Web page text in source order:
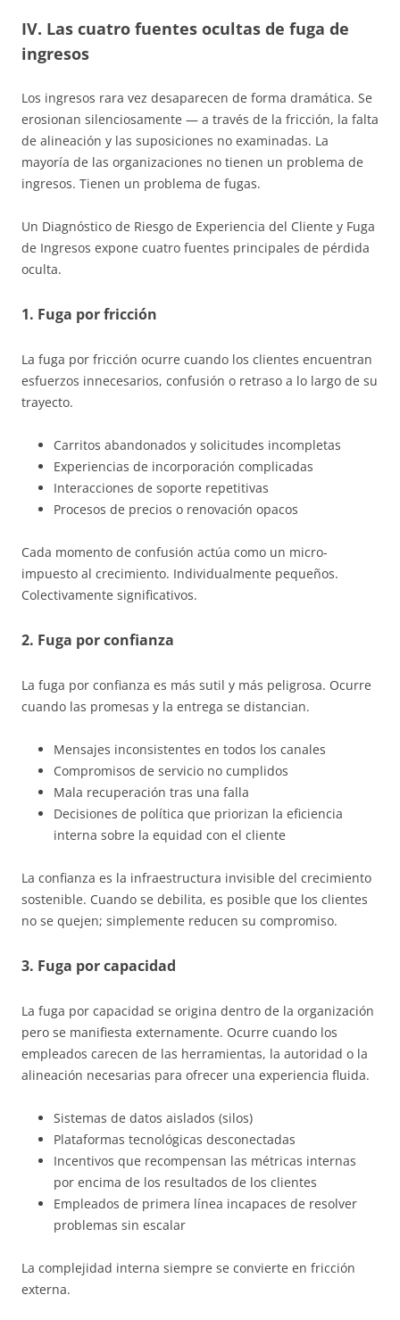
IV. Las cuatro fuentes ocultas de fuga de
ingresos
Los ingresos rara vez desaparecen de forma dramática. Se
erosionan silenciosamente — a través de la fricción, la falta
de alineación y las suposiciones no examinadas. La
mayoría de las organizaciones no tienen un problema de
ingresos. Tienen un problema de fugas.
Un Diagnóstico de Riesgo de Experiencia del Cliente y Fuga
de Ingresos expone cuatro fuentes principales de pérdida
oculta.
1. Fuga por fricción
La fuga por fricción ocurre cuando los clientes encuentran
esfuerzos innecesarios, confusión o retraso a lo largo de su
trayecto.
Carritos abandonados y solicitudes incompletas
Experiencias de incorporación complicadas
Interacciones de soporte repetitivas
Procesos de precios o renovación opacos
Cada momento de confusión actúa como un micro-
impuesto al crecimiento. Individualmente pequeños.
Colectivamente significativos.
2. Fuga por confianza
La fuga por confianza es más sutil y más peligrosa. Ocurre
cuando las promesas y la entrega se distancian.
Mensajes inconsistentes en todos los canales
Compromisos de servicio no cumplidos
Mala recuperación tras una falla
Decisiones de política que priorizan la eficiencia
interna sobre la equidad con el cliente
La confianza es la infraestructura invisible del crecimiento
sostenible. Cuando se debilita, es posible que los clientes
no se quejen; simplemente reducen su compromiso.
3. Fuga por capacidad
La fuga por capacidad se origina dentro de la organización
pero se manifiesta externamente. Ocurre cuando los
empleados carecen de las herramientas, la autoridad o la
alineación necesarias para ofrecer una experiencia fluida.
Sistemas de datos aislados (silos)
Plataformas tecnológicas desconectadas
Incentivos que recompensan las métricas internas
por encima de los resultados de los clientes
Empleados de primera línea incapaces de resolver
problemas sin escalar
La complejidad interna siempre se convierte en fricción
externa.